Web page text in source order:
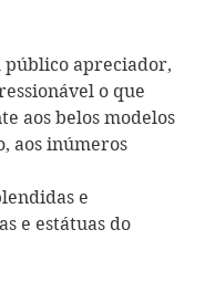
público apreciador,
o que
aos belos modelos
aos inúmeros
e
e estátuas do